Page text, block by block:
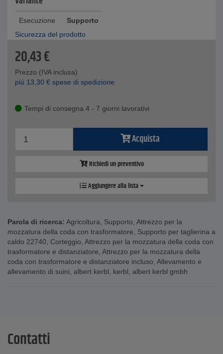
Esecuzione
Supporto
Sicurezza del prodotto
20,43€
Prezzo (IVA inclusa)
piú 13,30 € spese di spedizione
Tempi di consegna 4 - 7 giorni lavorativi
Acquista
Richiedi un preventivo
Aggiungere alla lista
Parola di ricerca: Agricoltura, Supporto, Attrezzo per la
mozzatura della coda con trasformatore, Supporto per taglierina a
caldo 22740, Corteggio, Attrezzo per la mozzatura della coda con
trasformatore e distanziatore, Attrezzo per la mozzatura della
coda con trasformatore e distanziatore incluso, Allevamento e
allevamento di suini, albert kerbl, kerbl, albert kerbl gmbh
Contatti